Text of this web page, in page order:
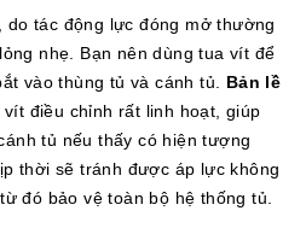
tác động lực đóng mở thường
nhẹ. Bạn nên dùng tua vít để
vào thùng tủ và cánh tủ. Bản lề
vít điều chỉnh rất linh hoạt, giúp
tủ nếu thấy có hiện tượng
thời sẽ tránh được áp lực không
đó bảo vệ toàn bộ hệ thống tủ.